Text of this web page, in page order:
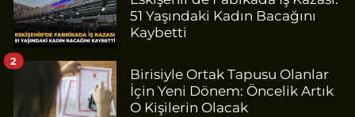
51 Yaşındaki Kadın Bacağını
Kaybetti
Birisiyle Ortak Tapusu Olanlar
İçin Yeni Dönem: Öncelik Artık
O Kişilerin Olacak
2